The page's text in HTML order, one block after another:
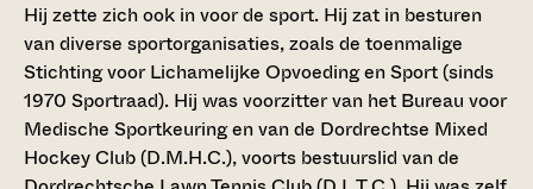
Hij zette zich ook in voor de sport. Hij zat in besturen
van diverse sportorganisaties, zoals de toenmalige
Stichting voor Lichamelijke Opvoeding en Sport (sinds
1970 Sportraad). Hij was voorzitter van het Bureau voor
Medische Sportkeuring en van de Dordrechtse Mixed
Hockey Club (D.M.H.C.), voorts bestuurslid van de